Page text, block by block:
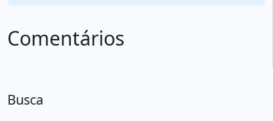
Comentários
Busca